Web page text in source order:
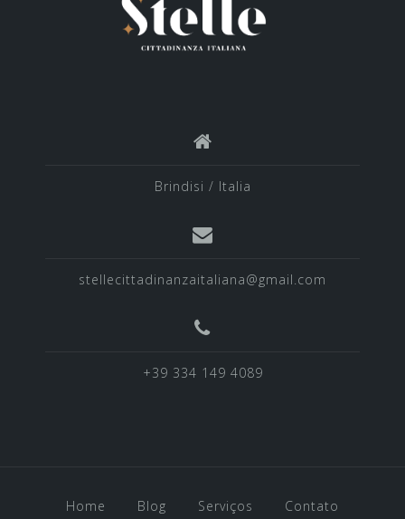
Brindisi / Italia
stellecittadinanzaitaliana@gmail.com
+39 334 149 4089
Home Blog Serviços Contato